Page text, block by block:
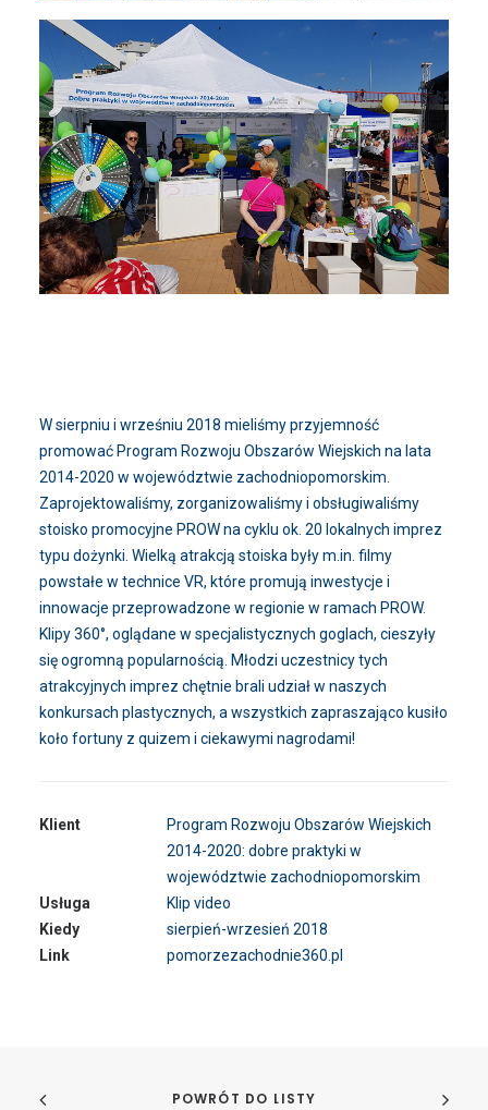
W sierpniu i wrześniu 2018 mieliśmy przyjemność
promować Program Rozwoju Obszarów Wiejskich na lata
2014-2020 w województwie zachodniopomorskim.
Zaprojektowaliśmy, zorganizowaliśmy i obsługiwaliśmy
stoisko promocyjne PROW na cyklu ok. 20 lokalnych imprez
typu dożynki. Wielką atrakcją stoiska były m.in. filmy
powstałe w technice VR, które promują inwestycje i
innowacje przeprowadzone w regionie w ramach PROW.
Klipy 360°, oglądane w specjalistycznych goglach, cieszyły
się ogromną popularnością. Młodzi uczestnicy tych
atrakcyjnych imprez chętnie brali udział w naszych
konkursach plastycznych, a wszystkich zapraszająco kusiło
koło fortuny z quizem i ciekawymi nagrodami!
Klient
Program Rozwoju Obszarów Wiejskich
2014-2020: dobre praktyki w
województwie zachodniopomorskim
Usługa
Klip video
Kiedy
sierpień-wrzesień 2018
Link
pomorzezachodnie360.pl
POWRÓT DO LISTY